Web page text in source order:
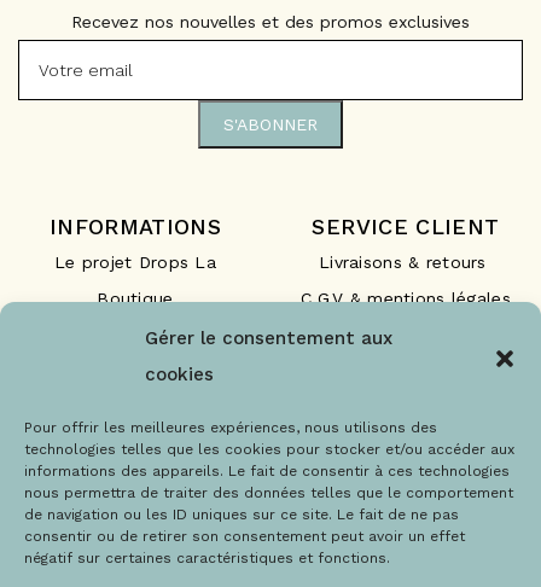
Gérer le consentement aux
cookies
Pour offrir les meilleures expériences, nous utilisons des
technologies telles que les cookies pour stocker et/ou accéder aux
informations des appareils. Le fait de consentir à ces technologies
nous permettra de traiter des données telles que le comportement
de navigation ou les ID uniques sur ce site. Le fait de ne pas
consentir ou de retirer son consentement peut avoir un effet
négatif sur certaines caractéristiques et fonctions.
INFORMATIONS
Le projet Drops La
Boutique
Nos engagements
Les labels
SERVICE CLIENT
Livraisons & retours
C.G.V & mentions légales
F.A.Q
Recevez nos nouvelles et des promos exclusives